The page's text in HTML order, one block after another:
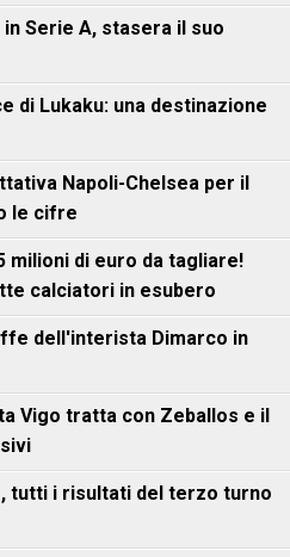
Serie A, stasera il suo
di Lukaku: una destinazione
Napoli-Chelsea per il
le cifre
milioni di euro da tagliare!
calciatori in esubero
dell'interista Dimarco in
Vigo tratta con Zeballos e il
tutti i risultati del terzo turno